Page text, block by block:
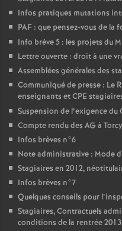
Infos pratiques mutations
PAF : que pensez-vous de
Info brève 5 : les projets du
Lettre ouverte : droit à une
Assemblées générales des
Communiqué de presse : Le
enseignants etCPE
Suspension de l’exigence du
Compte rendu des AG à
Infos brèves n°6
Note administrative : Mode
Stagiaires en 2012,
Infos brèves n°7
Quelques conseils pour
Stagiaires, Contractuels
conditions de la rentrée 2013